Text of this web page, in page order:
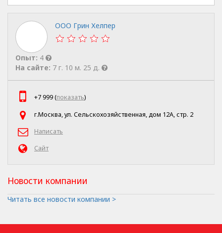
ООО Грин Хелпер
Опыт: 4
На сайте: 7 г. 10 м. 25 д.
+7 999 (показать)
г.Москва, ул. Сельскохозяйственная, дом 12А, стр. 2
Написать
Сайт
Новости компании
Читать все новости компании >